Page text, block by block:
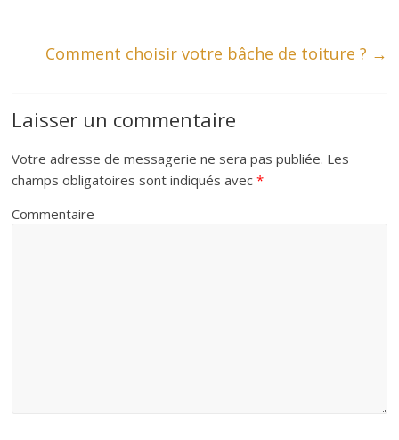
o
k
r e
s p
Comment choisir votre bâche de toiture ? →
Laisser un commentaire
Votre adresse de messagerie ne sera pas publiée. Les
champs obligatoires sont indiqués avec*
Commentaire